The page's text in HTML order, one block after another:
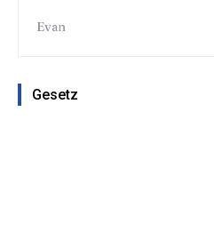
Evan
Gesetz